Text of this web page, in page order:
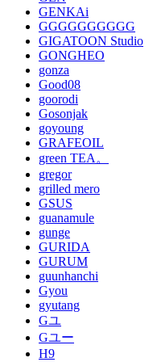
GENKAi
GGGGGGGGGG
GIGATOON Studio
GONGHEO
gonza
Good08
goorodi
Gosonjak
goyoung
GRAFEOIL
green TEA。
gregor
grilled mero
GSUS
guanamule
gunge
GURIDA
GURUM
guunhanchi
Gyou
gyutang
Gユ
Gユー
H9